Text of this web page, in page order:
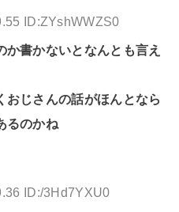
ID:ZYshWWZS0
か書かないとなんとも言え
おじさんの話がほんとなら
るのかね
ID:/3Hd7YXU0